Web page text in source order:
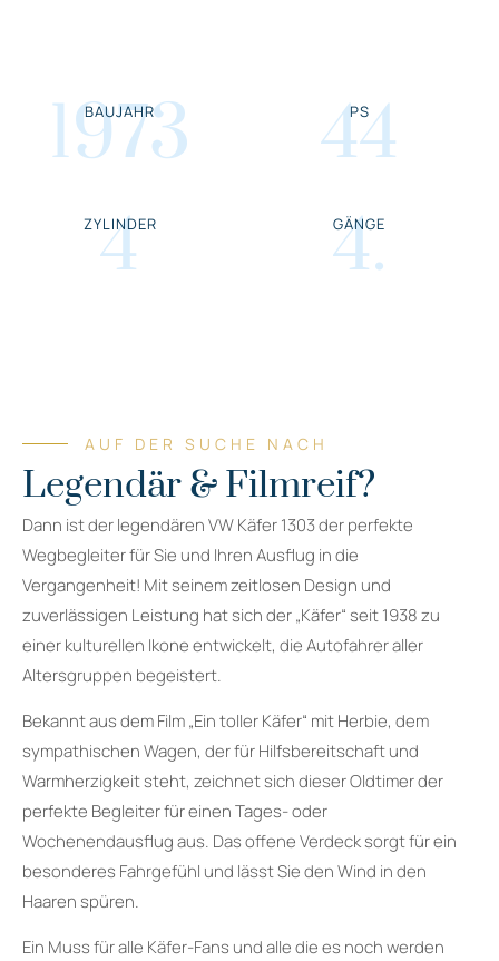
1973
BAUJAHR 44
PS
4
ZYLINDER 4.
GÄNGE
AUF DER SUCHE NACH
Legendär & Filmreif?
Dann ist der legendären VW Käfer 1303 der perfekte
Wegbegleiter für Sie und Ihren Ausflug in die
Vergangenheit! Mit seinem zeitlosen Design und
zuverlässigen Leistung hat sich der „Käfer“ seit 1938 zu
einer kulturellen Ikone entwickelt, die Autofahrer aller
Altersgruppen begeistert.
Bekannt aus dem Film „Ein toller Käfer“ mit Herbie, dem
sympathischen Wagen, der für Hilfsbereitschaft und
Warmherzigkeit steht, zeichnet sich dieser Oldtimer der
perfekte Begleiter für einen Tages- oder
Wochenendausflug aus. Das offene Verdeck sorgt für ein
besonderes Fahrgefühl und lässt Sie den Wind in den
Haaren spüren.
Ein Muss für alle Käfer-Fans und alle die es noch werden